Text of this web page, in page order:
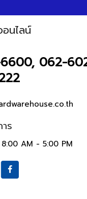
นไลน์
062-
ร
AM - 5:00 PM